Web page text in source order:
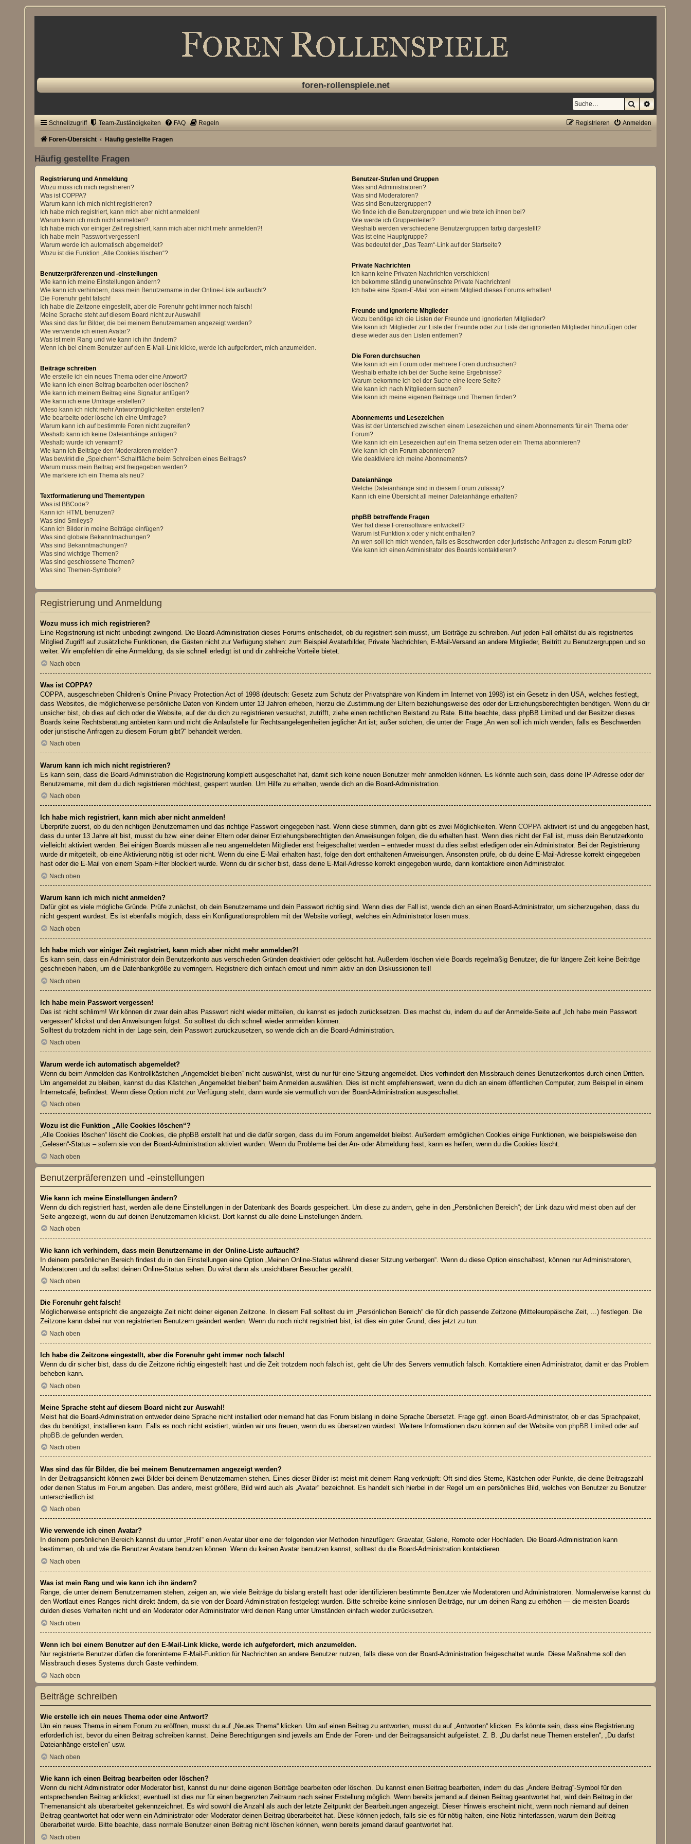
foren-rollenspiele.net
SucheErweiterte
Schnellzugriff Team-Zuständigkeiten FAQ Regeln Anmelden
Registrieren
Foren-Übersicht Häufig gestellte Fragen
Häufig gestellte Fragen
Registrierung und Anmeldung
Wozu muss ich mich registrieren?
Was ist COPPA?
Warum kann ich mich nicht registrieren?
Ich habe mich registriert, kann mich aber nicht anmelden!
Warum kann ich mich nicht anmelden?
Ich habe mich vor einiger Zeit registriert, kann mich aber nicht mehr anmelden?!
Ich habe mein Passwort vergessen!
Warum werde ich automatisch abgemeldet?
Wozu ist die Funktion „Alle Cookies löschen“?
Benutzerpräferenzen und -einstellungen
Wie kann ich meine Einstellungen ändern?
Wie kann ich verhindern, dass mein Benutzername in der Online-Liste auftaucht?
Die Forenuhr geht falsch!
Ich habe die Zeitzone eingestellt, aber die Forenuhr geht immer noch falsch!
Meine Sprache steht auf diesem Board nicht zur Auswahl!
Was sind das für Bilder, die bei meinem Benutzernamen angezeigt werden?
Wie verwende ich einen Avatar?
Was ist mein Rang und wie kann ich ihn ändern?
Wenn ich bei einem Benutzer auf den E-Mail-Link klicke, werde ich aufgefordert, mich anzumelden.
Beiträge schreiben
Wie erstelle ich ein neues Thema oder eine Antwort?
Wie kann ich einen Beitrag bearbeiten oder löschen?
Wie kann ich meinem Beitrag eine Signatur anfügen?
Wie kann ich eine Umfrage erstellen?
Wieso kann ich nicht mehr Antwortmöglichkeiten erstellen?
Wie bearbeite oder lösche ich eine Umfrage?
Warum kann ich auf bestimmte Foren nicht zugreifen?
Weshalb kann ich keine Dateianhänge anfügen?
Weshalb wurde ich verwarnt?
Wie kann ich Beiträge den Moderatoren melden?
Was bewirkt die „Speichern“-Schaltfläche beim Schreiben eines Beitrags?
Warum muss mein Beitrag erst freigegeben werden?
Wie markiere ich ein Thema als neu?
Textformatierung und Thementypen
Was ist BBCode?
Kann ich HTML benutzen?
Was sind Smileys?
Kann ich Bilder in meine Beiträge einfügen?
Was sind globale Bekanntmachungen?
Was sind Bekanntmachungen?
Was sind wichtige Themen?
Was sind geschlossene Themen?
Was sind Themen-Symbole?
Benutzer-Stufen und Gruppen
Was sind Administratoren?
Was sind Moderatoren?
Was sind Benutzergruppen?
Wo finde ich die Benutzergruppen und wie trete ich ihnen bei?
Wie werde ich Gruppenleiter?
Weshalb werden verschiedene Benutzergruppen farbig dargestellt?
Was ist eine Hauptgruppe?
Was bedeutet der „Das Team“-Link auf der Startseite?
Private Nachrichten
Ich kann keine Privaten Nachrichten verschicken!
Ich bekomme ständig unerwünschte Private Nachrichten!
Ich habe eine Spam-E-Mail von einem Mitglied dieses Forums erhalten!
Freunde und ignorierte Mitglieder
Wozu benötige ich die Listen der Freunde und ignorierten Mitglieder?
Wie kann ich Mitglieder zur Liste der Freunde oder zur Liste der ignorierten Mitglieder hinzufügen oder
diese wieder aus den Listen entfernen?
Die Foren durchsuchen
Wie kann ich ein Forum oder mehrere Foren durchsuchen?
Weshalb erhalte ich bei der Suche keine Ergebnisse?
Warum bekomme ich bei der Suche eine leere Seite?
Wie kann ich nach Mitgliedern suchen?
Wie kann ich meine eigenen Beiträge und Themen finden?
Abonnements und Lesezeichen
Was ist der Unterschied zwischen einem Lesezeichen und einem Abonnements für ein Thema oder
Forum?
Wie kann ich ein Lesezeichen auf ein Thema setzen oder ein Thema abonnieren?
Wie kann ich ein Forum abonnieren?
Wie deaktiviere ich meine Abonnements?
Dateianhänge
Welche Dateianhänge sind in diesem Forum zulässig?
Kann ich eine Übersicht all meiner Dateianhänge erhalten?
phpBB betreffende Fragen
Wer hat diese Forensoftware entwickelt?
Warum ist Funktion x oder y nicht enthalten?
An wen soll ich mich wenden, falls es Beschwerden oder juristische Anfragen zu diesem Forum gibt?
Wie kann ich einen Administrator des Boards kontaktieren?
Registrierung und Anmeldung
Wozu muss ich mich registrieren?
Eine Registrierung ist nicht unbedingt zwingend. Die Board-Administration dieses Forums entscheidet, ob du registriert sein musst, um Beiträge zu schreiben. Auf jeden Fall erhältst du als registriertes
Mitglied Zugriff auf zusätzliche Funktionen, die Gästen nicht zur Verfügung stehen: zum Beispiel Avatarbilder, Private Nachrichten, E-Mail-Versand an andere Mitglieder, Beitritt zu Benutzergruppen und so
weiter. Wir empfehlen dir eine Anmeldung, da sie schnell erledigt ist und dir zahlreiche Vorteile bietet.
Nach oben
Was ist COPPA?
COPPA, ausgeschrieben Children’s Online Privacy Protection Act of 1998 (deutsch: Gesetz zum Schutz der Privatsphäre von Kindern im Internet von 1998) ist ein Gesetz in den USA, welches festlegt,
dass Websites, die möglicherweise persönliche Daten von Kindern unter 13 Jahren erheben, hierzu die Zustimmung der Eltern beziehungsweise des oder der Erziehungsberechtigten benötigen. Wenn du dir
unsicher bist, ob dies auf dich oder die Website, auf der du dich zu registrieren versuchst, zutrifft, ziehe einen rechtlichen Beistand zu Rate. Bitte beachte, dass phpBB Limited und der Besitzer dieses
Boards keine Rechtsberatung anbieten kann und nicht die Anlaufstelle für Rechtsangelegenheiten jeglicher Art ist; außer solchen, die unter der Frage „An wen soll ich mich wenden, falls es Beschwerden
oder juristische Anfragen zu diesem Forum gibt?“ behandelt werden.
Nach oben
Warum kann ich mich nicht registrieren?
Es kann sein, dass die Board-Administration die Registrierung komplett ausgeschaltet hat, damit sich keine neuen Benutzer mehr anmelden können. Es könnte auch sein, dass deine IP-Adresse oder der
Benutzername, mit dem du dich registrieren möchtest, gesperrt wurden. Um Hilfe zu erhalten, wende dich an die Board-Administration.
Nach oben
Ich habe mich registriert, kann mich aber nicht anmelden!
Überprüfe zuerst, ob du den richtigen Benutzernamen und das richtige Passwort eingegeben hast. Wenn diese stimmen, dann gibt es zwei Möglichkeiten. WennCOPPA aktiviert ist und du angegeben hast,
dass du unter 13 Jahre alt bist, musst du bzw. einer deiner Eltern oder deiner Erziehungsberechtigten den Anweisungen folgen, die du erhalten hast. Wenn dies nicht der Fall ist, muss dein Benutzerkonto
vielleicht aktiviert werden. Bei einigen Boards müssen alle neu angemeldeten Mitglieder erst freigeschaltet werden – entweder musst du dies selbst erledigen oder ein Administrator. Bei der Registrierung
wurde dir mitgeteilt, ob eine Aktivierung nötig ist oder nicht. Wenn du eine E-Mail erhalten hast, folge den dort enthaltenen Anweisungen. Ansonsten prüfe, ob du deine E-Mail-Adresse korrekt eingegeben
hast oder die E-Mail von einem Spam-Filter blockiert wurde. Wenn du dir sicher bist, dass deine E-Mail-Adresse korrekt eingegeben wurde, dann kontaktiere einen Administrator.
Nach oben
Warum kann ich mich nicht anmelden?
Dafür gibt es viele mögliche Gründe. Prüfe zunächst, ob dein Benutzername und dein Passwort richtig sind. Wenn dies der Fall ist, wende dich an einen Board-Administrator, um sicherzugehen, dass du
nicht gesperrt wurdest. Es ist ebenfalls möglich, dass ein Konfigurationsproblem mit der Website vorliegt, welches ein Administrator lösen muss.
Nach oben
Ich habe mich vor einiger Zeit registriert, kann mich aber nicht mehr anmelden?!
Es kann sein, dass ein Administrator dein Benutzerkonto aus verschieden Gründen deaktiviert oder gelöscht hat. Außerdem löschen viele Boards regelmäßig Benutzer, die für längere Zeit keine Beiträge
geschrieben haben, um die Datenbankgröße zu verringern. Registriere dich einfach erneut und nimm aktiv an den Diskussionen teil!
Nach oben
Ich habe mein Passwort vergessen!
Das ist nicht schlimm! Wir können dir zwar dein altes Passwort nicht wieder mitteilen, du kannst es jedoch zurücksetzen. Dies machst du, indem du auf der Anmelde-Seite auf „Ich habe mein Passwort
vergessen“ klickst und den Anweisungen folgst. So solltest du dich schnell wieder anmelden können.
Solltest du trotzdem nicht in der Lage sein, dein Passwort zurückzusetzen, so wende dich an die Board-Administration.
Nach oben
Warum werde ich automatisch abgemeldet?
Wenn du beim Anmelden das Kontrollkästchen „Angemeldet bleiben“ nicht auswählst, wirst du nur für eine Sitzung angemeldet. Dies verhindert den Missbrauch deines Benutzerkontos durch einen Dritten.
Um angemeldet zu bleiben, kannst du das Kästchen „Angemeldet bleiben“ beim Anmelden auswählen. Dies ist nicht empfehlenswert, wenn du dich an einem öffentlichen Computer, zum Beispiel in einem
Internetcafé, befindest. Wenn diese Option nicht zur Verfügung steht, dann wurde sie vermutlich von der Board-Administration ausgeschaltet.
Nach oben
Wozu ist die Funktion „Alle Cookies löschen“?
„Alle Cookies löschen“ löscht die Cookies, die phpBB erstellt hat und die dafür sorgen, dass du im Forum angemeldet bleibst. Außerdem ermöglichen Cookies einige Funktionen, wie beispielsweise den
„Gelesen“-Status – sofern sie von der Board-Administration aktiviert wurden. Wenn du Probleme bei der An- oder Abmeldung hast, kann es helfen, wenn du die Cookies löscht.
Nach oben
Benutzerpräferenzen und -einstellungen
Wie kann ich meine Einstellungen ändern?
Wenn du dich registriert hast, werden alle deine Einstellungen in der Datenbank des Boards gespeichert. Um diese zu ändern, gehe in den „Persönlichen Bereich“; der Link dazu wird meist oben auf der
Seite angezeigt, wenn du auf deinen Benutzernamen klickst. Dort kannst du alle deine Einstellungen ändern.
Nach oben
Wie kann ich verhindern, dass mein Benutzername in der Online-Liste auftaucht?
In deinem persönlichen Bereich findest du in den Einstellungen eine Option „Meinen Online-Status während dieser Sitzung verbergen“. Wenn du diese Option einschaltest, können nur Administratoren,
Moderatoren und du selbst deinen Online-Status sehen. Du wirst dann als unsichtbarer Besucher gezählt.
Nach oben
Die Forenuhr geht falsch!
Möglicherweise entspricht die angezeigte Zeit nicht deiner eigenen Zeitzone. In diesem Fall solltest du im „Persönlichen Bereich“ die für dich passende Zeitzone (Mitteleuropäische Zeit, ...) festlegen. Die
Zeitzone kann dabei nur von registrierten Benutzern geändert werden. Wenn du noch nicht registriert bist, ist dies ein guter Grund, dies jetzt zu tun.
Nach oben
Ich habe die Zeitzone eingestellt, aber die Forenuhr geht immer noch falsch!
Wenn du dir sicher bist, dass du die Zeitzone richtig eingestellt hast und die Zeit trotzdem noch falsch ist, geht die Uhr des Servers vermutlich falsch. Kontaktiere einen Administrator, damit er das Problem
beheben kann.
Nach oben
Meine Sprache steht auf diesem Board nicht zur Auswahl!
Meist hat die Board-Administration entweder deine Sprache nicht installiert oder niemand hat das Forum bislang in deine Sprache übersetzt. Frage ggf. einen Board-Administrator, ob er das Sprachpaket,
das du benötigst, installieren kann. Falls es noch nicht existiert, würden wir uns freuen, wenn du es übersetzen würdest. Weitere Informationen dazu können auf der Website vonphpBB Limited oder auf
phpBB.de gefunden werden.
Nach oben
Was sind das für Bilder, die bei meinem Benutzernamen angezeigt werden?
In der Beitragsansicht können zwei Bilder bei deinem Benutzernamen stehen. Eines dieser Bilder ist meist mit deinem Rang verknüpft: Oft sind dies Sterne, Kästchen oder Punkte, die deine Beitragszahl
oder deinen Status im Forum angeben. Das andere, meist größere, Bild wird auch als „Avatar“ bezeichnet. Es handelt sich hierbei in der Regel um ein persönliches Bild, welches von Benutzer zu Benutzer
unterschiedlich ist.
Nach oben
Wie verwende ich einen Avatar?
In deinem persönlichen Bereich kannst du unter „Profil“ einen Avatar über eine der folgenden vier Methoden hinzufügen: Gravatar, Galerie, Remote oder Hochladen. Die Board-Administration kann
bestimmen, ob und wie die Benutzer Avatare benutzen können. Wenn du keinen Avatar benutzen kannst, solltest du die Board-Administration kontaktieren.
Nach oben
Was ist mein Rang und wie kann ich ihn ändern?
Ränge, die unter deinem Benutzernamen stehen, zeigen an, wie viele Beiträge du bislang erstellt hast oder identifizieren bestimmte Benutzer wie Moderatoren und Administratoren. Normalerweise kannst du
den Wortlaut eines Ranges nicht direkt ändern, da sie von der Board-Administration festgelegt wurden. Bitte schreibe keine sinnlosen Beiträge, nur um deinen Rang zu erhöhen — die meisten Boards
dulden dieses Verhalten nicht und ein Moderator oder Administrator wird deinen Rang unter Umständen einfach wieder zurücksetzen.
Nach oben
Wenn ich bei einem Benutzer auf den E-Mail-Link klicke, werde ich aufgefordert, mich anzumelden.
Nur registrierte Benutzer dürfen die foreninterne E-Mail-Funktion für Nachrichten an andere Benutzer nutzen, falls diese von der Board-Administration freigeschaltet wurde. Diese Maßnahme soll den
Missbrauch dieses Systems durch Gäste verhindern.
Nach oben
Beiträge schreiben
Wie erstelle ich ein neues Thema oder eine Antwort?
Um ein neues Thema in einem Forum zu eröffnen, musst du auf „Neues Thema“ klicken. Um auf einen Beitrag zu antworten, musst du auf „Antworten“ klicken. Es könnte sein, dass eine Registrierung
erforderlich ist, bevor du einen Beitrag schreiben kannst. Deine Berechtigungen sind jeweils am Ende der Foren- und der Beitragsansicht aufgelistet. Z. B. „Du darfst neue Themen erstellen“, „Du darfst
Dateianhänge erstellen“ usw.
Nach oben
Wie kann ich einen Beitrag bearbeiten oder löschen?
Wenn du nicht Administrator oder Moderator bist, kannst du nur deine eigenen Beiträge bearbeiten oder löschen. Du kannst einen Beitrag bearbeiten, indem du das „Ändere Beitrag“-Symbol für den
entsprechenden Beitrag anklickst; eventuell ist dies nur für einen begrenzten Zeitraum nach seiner Erstellung möglich. Wenn bereits jemand auf deinen Beitrag geantwortet hat, wird dein Beitrag in der
Themenansicht als überarbeitet gekennzeichnet. Es wird sowohl die Anzahl als auch der letzte Zeitpunkt der Bearbeitungen angezeigt. Dieser Hinweis erscheint nicht, wenn noch niemand auf deinen
Beitrag geantwortet hat oder wenn ein Administrator oder Moderator deinen Beitrag überarbeitet hat. Diese können jedoch, falls sie es für nötig halten, eine Notiz hinterlassen, warum dein Beitrag
überarbeitet wurde. Bitte beachte, dass normale Benutzer einen Beitrag nicht löschen können, wenn bereits jemand darauf geantwortet hat.
Nach oben